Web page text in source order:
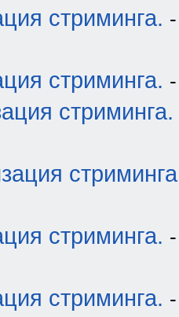
стриминга.
стриминга.
стриминга.
стриминга.
стриминга.